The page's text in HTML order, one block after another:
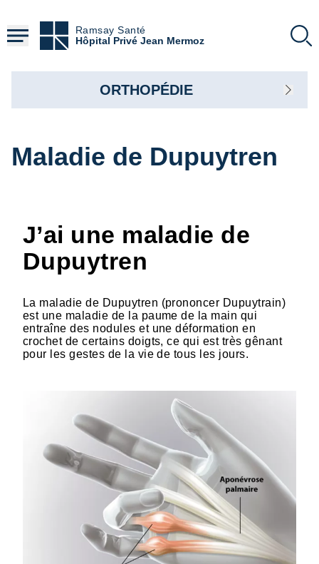
contenu
principal
Ramsay Santé
Hôpital Privé Jean Mermoz
Maladie de Dupuytren
J’ai une maladie de
Dupuytren
La maladie de Dupuytren (prononcer Dupuytrain)
est une maladie de la paume de la main qui
entraîne des nodules et une déformation en
crochet de certains doigts, ce qui est très gênant
pour les gestes de la vie de tous les jours.
ORTHOPÉDIE